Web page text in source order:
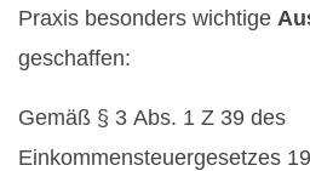
Praxis besonders wichtige
geschaffen:
Gemäß § 3 Abs. 1 Z 39 des
Einkommensteuergesetzes